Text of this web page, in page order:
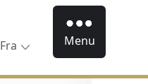
Fra Menu